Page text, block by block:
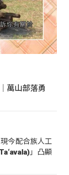
萬山部落勇
今配合族人工
」凸顯